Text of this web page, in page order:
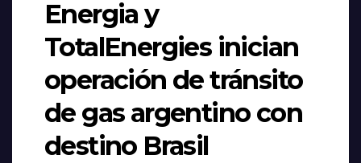
Energia y
TotalEnergies inician
operación de tránsito
de gas argentino con
destino Brasil